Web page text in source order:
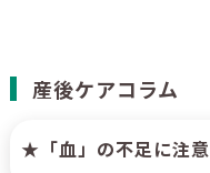
産後ケアコラム
★「血」の不足に注意